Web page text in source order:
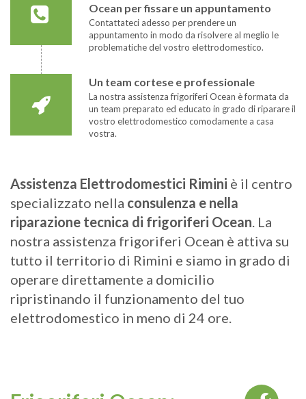
Ocean per fissare un appuntamento
Contattateci adesso per prendere un
appuntamento in modo da risolvere al meglio le
problematiche del vostro elettrodomestico.
Un team cortese e professionale
La nostra assistenza frigoriferi Ocean è formata da
un team preparato ed educato in grado di riparare il
vostro elettrodomestico comodamente a casa
vostra.
Assistenza Elettrodomestici Rimini è il centro
specializzato nella consulenza e nella
riparazione tecnica di frigoriferi Ocean. La
nostra assistenza frigoriferi Ocean è attiva su
tutto il territorio di Rimini e siamo in grado di
operare direttamente a domicilio
ripristinando il funzionamento del tuo
elettrodomestico in meno di 24 ore.